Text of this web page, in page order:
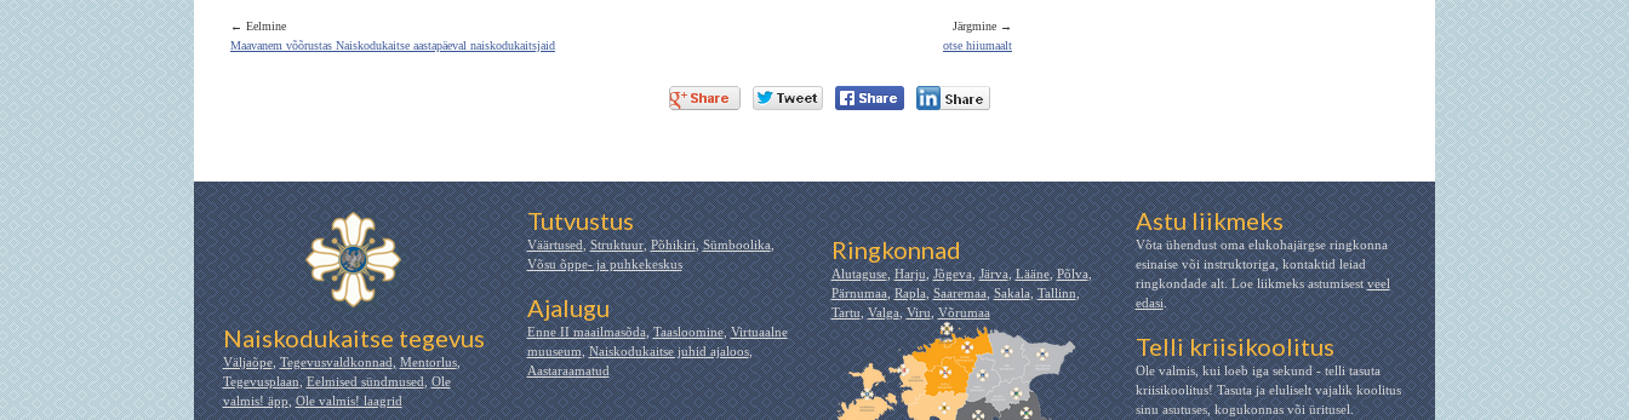
← Eelmine
Maavanem võõrustas Naiskodukaitse aastapäeval naiskodukaitsjaid
Järgmine →
otse hiiumaalt
Naiskodukaitse tegevus
Väljaõpe,Tegevusvaldkonnad, Mentorlus,
Tegevusplaan,Eelmised sündmused,Ole
valmis! äpp,Ole valmis! laagrid
Tutvustus
Väärtused,Struktuur,Põhikiri,Sümboolika,
Võsu õppe- ja puhkekeskus
Ajalugu
Enne II maailmasõda,Taasloomine,Virtuaalne
muuseum,Naiskodukaitse juhid ajaloos,
Aastaraamatud
Ringkonnad
Alutaguse,Harju,Jõgeva,Järva,Lääne,Põlva,
Pärnumaa,Rapla,Saaremaa,Sakala,Tallinn,
Tartu,Valga,Viru,Võrumaa
Astu liikmeks
Võta ühendust oma elukohajärgse ringkonna
esinaise või instruktoriga, kontaktid leiad
ringkondade alt. Loe liikmeks astumisestveel
edasi.
Telli kriisikoolitus
Ole valmis, kui loeb iga sekund - telli tasuta
kriisikoolitus! Tasuta ja eluliselt vajalik koolitus
sinu asutuses, kogukonnas või üritusel.